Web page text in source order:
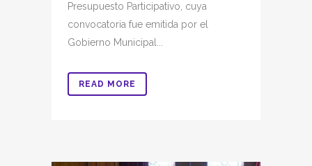
Presupuesto Participativo, cuya
convocatoria fue emitida por el
Gobierno Municipal...
READ MORE